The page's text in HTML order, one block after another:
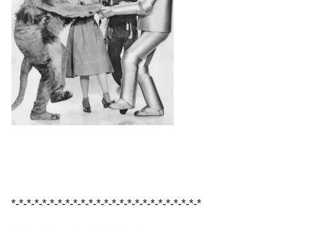
*-*-*-*-*-*-*-*-*-*-*-*-*-*-*-*-*-*-*-*-*-*-*-*-*